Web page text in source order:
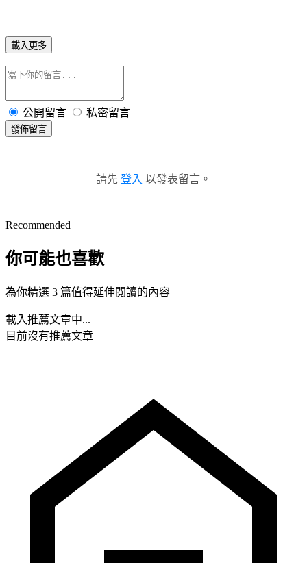
載入更多
公開留言 私密留言
發佈留言
請先 登入 以發表留言。
Recommended
你可能也喜歡
為你精選 3 篇值得延伸閱讀的內容
載入推薦文章中...
目前沒有推薦文章